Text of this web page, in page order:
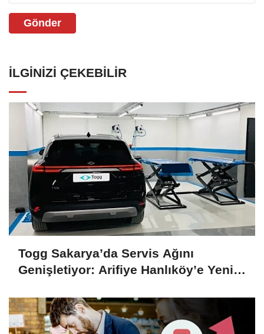
Gönder
İLGINIZI ÇEKEBILIR
Togg Sakarya’da Servis Ağını
Genişletiyor: Arifiye Hanlıköy’e Yeni